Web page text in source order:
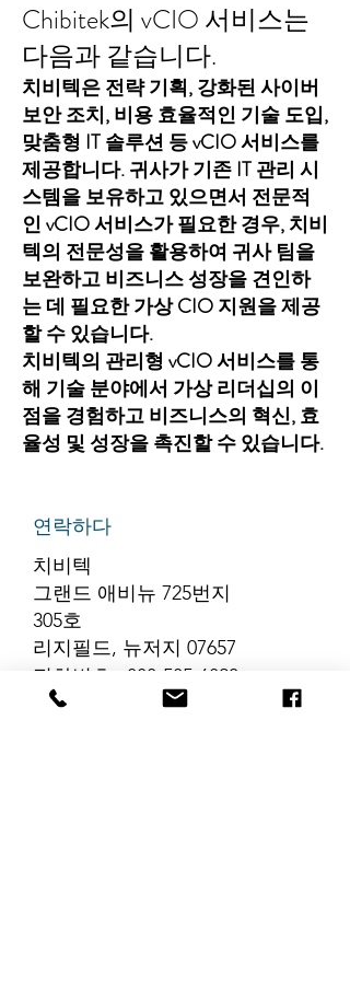
Chibitek의 vCIO 서비스는
다음과 같습니다.
치비텍은 전략 기획, 강화된 사이버
보안 조치, 비용 효율적인 기술 도입,
맞춤형 IT 솔루션 등 vCIO 서비스를
제공합니다. 귀사가 기존 IT 관리 시
스템을 보유하고 있으면서 전문적
인 vCIO 서비스가 필요한 경우, 치비
텍의 전문성을 활용하여 귀사 팀을
보완하고 비즈니스 성장을 견인하
는 데 필요한 가상 CIO 지원을 제공
할 수 있습니다.
치비텍의 관리형 vCIO 서비스를 통
해 기술 분야에서 가상 리더십의 이
점을 경험하고 비즈니스의 혁신, 효
율성 및 성장을 촉진할 수 있습니다.
연락하다
치비텍
그랜드 애비뉴 725번지
305호
리지필드, 뉴저지 07657
전화번호 888-585-6823
이메일 hello@chibitek.com